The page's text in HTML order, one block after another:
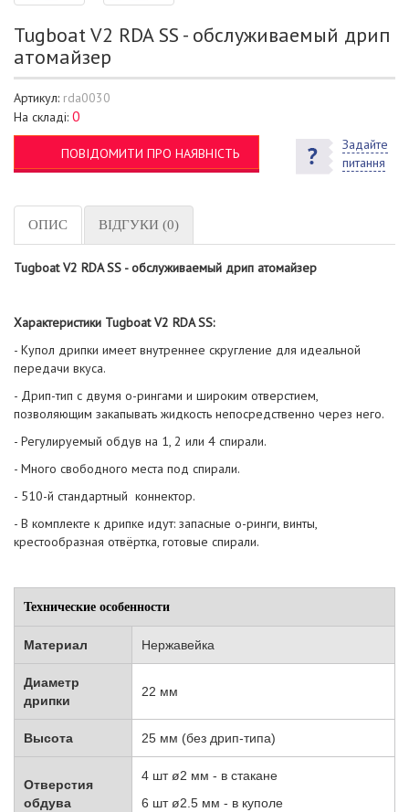
Tugboat V2 RDA SS - обслуживаемый дрип
атомайзер
Артикул: rda0030
На складі: 0
ПОВІДОМИТИ ПРО НАЯВНІСТЬ
Задайте
питання
ОПИС ВІДГУКИ (0)
Tugboat V2 RDA SS - обслуживаемый дрип атомайзер
Характеристики Tugboat V2 RDA SS:
- Купол дрипки имеет внутреннее скругление для идеальной
передачи вкуса.
- Дрип-тип с двумя о-рингами и широким отверстием,
позволяющим закапывать жидкость непосредственно через него.
- Регулируемый обдув на 1, 2 или 4 спирали.
- Много свободного места под спирали.
- 510-й стандартный коннектор.
- В комплекте к дрипке идут: запасные о-ринги, винты,
крестообразная отвёртка, готовые спирали.
Технические особенности
Материал Нержавейка
Диаметр
дрипки
22 мм
Высота 25 мм (без дрип-типа)
Отверстия
обдува
4 штø2 мм - в стакане
6 штø2.5 мм - в куполе